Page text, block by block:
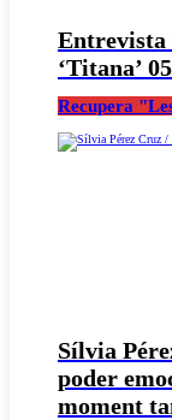
Entrevista
‘Titana’
Recupera
Sílvia
poder
moment